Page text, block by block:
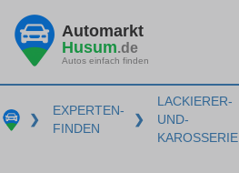
Automarkt
Husum.de
Autos einfach finden
❯
EXPERTEN-
FINDEN
❯
LACKIERER-
UND-
KAROSSERIE